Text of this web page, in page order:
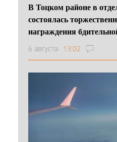
В Тоцком районе в
состоялась
награждения
6 августа 13:02